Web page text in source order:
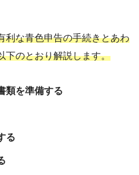
利な青色申告の手続きとあわ
下のとおり解説します。
類を準備する
る